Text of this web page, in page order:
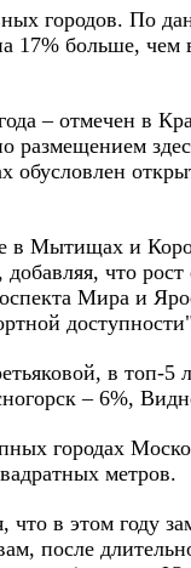
городов. По
больше, чем
– отмечен в
размещением
в Мытищах и
что
Мира и
в топ-
– 6%,
городах
метров.
в этом году
после